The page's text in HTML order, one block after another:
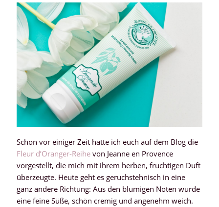
Schon vor einiger Zeit hatte ich euch auf dem Blog die
Fleur d’Oranger-Reihevon Jeanne en Provence
vorgestellt, die mich mit ihrem herben, fruchtigen Duft
überzeugte. Heute geht es geruchstehnisch in eine
ganz andere Richtung: Aus den blumigen Noten wurde
eine feine Süße, schön cremig und angenehm weich.